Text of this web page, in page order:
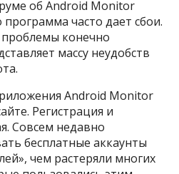
об Android Monitor
часто дает сбои.
конечно
массу неудобств
Android Monitor
Регистрация и
Совсем недавно
бесплатные аккаунты
чем растеряли многих